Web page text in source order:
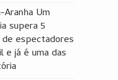
Um
supera 5
espectadores
e já é uma das